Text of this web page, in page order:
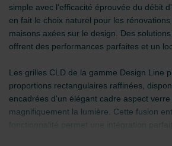
simple avec l'efficacité éprouvée du débit
en fait le choix naturel pour les
maisons axées sur le design. Des
offrent des performances parfaites et un
Les grilles CLD de la gamme Design Line
proportions rectangulaires raffinées,
encadrées d'un élégant cadre aspect verre
magnifiquement la lumière. Cette fusion